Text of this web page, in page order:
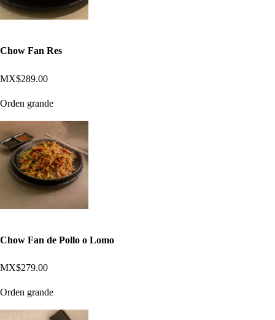
Chow Fan Res
MX$289.00
Orden grande
Chow Fan de Pollo o Lomo
MX$279.00
Orden grande